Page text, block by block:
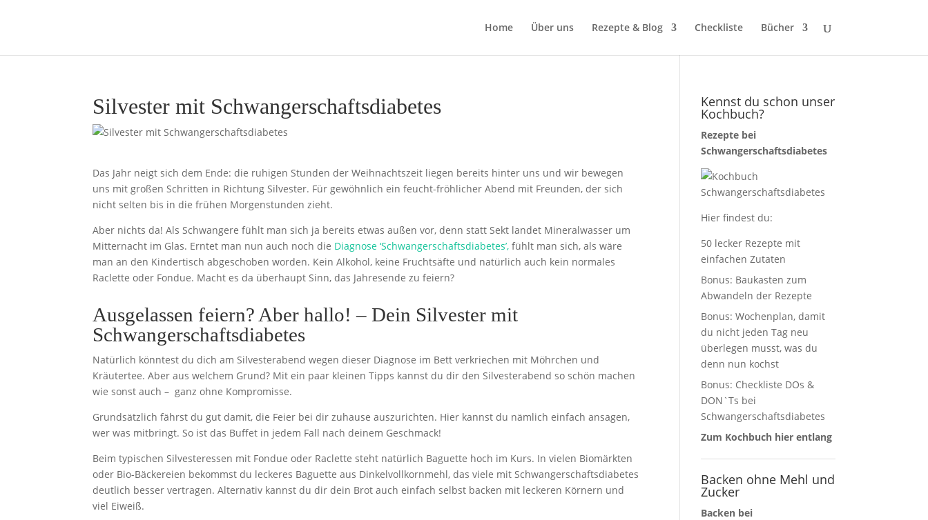
Home Über uns Rezepte & Blog Checkliste Bücher
Silvester mit Schwangerschaftsdiabetes
Das Jahr neigt sich dem Ende: die ruhigen Stunden der Weihnachtszeit liegen bereits hinter uns und wir bewegen
uns mit großen Schritten in Richtung Silvester. Für gewöhnlich ein feucht-fröhlicher Abend mit Freunden, der sich
nicht selten bis in die frühen Morgenstunden zieht.
Aber nichts da! Als Schwangere fühlt man sich ja bereits etwas außen vor, denn statt Sekt landet Mineralwasser um
Mitternacht im Glas. Erntet man nun auch noch die Diagnose ‘Schwangerschaftsdiabetes’, fühlt man sich, als wäre
man an den Kindertisch abgeschoben worden. Kein Alkohol, keine Fruchtsäfte und natürlich auch kein normales
Raclette oder Fondue. Macht es da überhaupt Sinn, das Jahresende zu feiern?
Ausgelassen feiern? Aber hallo! – Dein Silvester mit
Schwangerschaftsdiabetes
Natürlich könntest du dich am Silvesterabend wegen dieser Diagnose im Bett verkriechen mit Möhrchen und
Kräutertee. Aber aus welchem Grund? Mit ein paar kleinen Tipps kannst du dir den Silvesterabend so schön machen
wie sonst auch – ganz ohne Kompromisse.
Grundsätzlich fährst du gut damit, die Feier bei dir zuhause auszurichten. Hier kannst du nämlich einfach ansagen,
wer was mitbringt. So ist das Buffet in jedem Fall nach deinem Geschmack!
Beim typischen Silvesteressen mit Fondue oder Raclette steht natürlich Baguette hoch im Kurs. In vielen Biomärkten
oder Bio-Bäckereien bekommst du leckeres Baguette aus Dinkelvollkornmehl, das viele mit Schwangerschaftsdiabetes
deutlich besser vertragen. Alternativ kannst du dir dein Brot auch einfach selbst backen mit leckeren Körnern und
viel Eiweiß.
Kennst du schon unser
Kochbuch?
Rezepte bei
Schwangerschaftsdiabetes
Hier findest du:
50 lecker Rezepte mit
einfachen Zutaten
Bonus: Baukasten zum
Abwandeln der Rezepte
Bonus: Wochenplan, damit
du nicht jeden Tag neu
überlegen musst, was du
denn nun kochst
Bonus: Checkliste DOs &
DON`Ts bei
Schwangerschaftsdiabetes
Zum Kochbuch hier entlang
Backen ohne Mehl und
Zucker
Backen bei